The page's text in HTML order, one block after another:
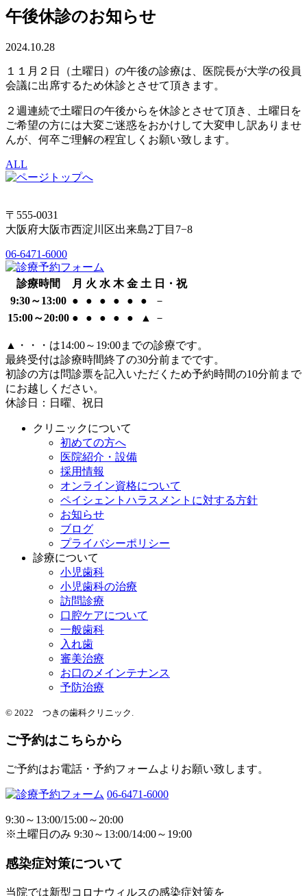
午後休診のお知らせ
2024.10.28
１１月２日（土曜日）の午後の診療は、医院長が大学の役員
会議に出席するため休診とさせて頂きます。
２週連続で土曜日の午後からを休診とさせて頂き、土曜日を
ご希望の方には大変ご迷惑をおかけして大変申し訳ありませ
んが、何卒ご理解の程宜しくお願い致します。
ALL
〒555-0031
大阪府大阪市西淀川区出来島2丁目7−8
06-6471-6000
診療時間 月 火 水 木 金 土 日・祝
9:30～13:00 ● ● ● ● ● ●
－
15:00～20:00 ● ● ● ● ● ▲ －
▲
・・・は14:00～19:00までの診療です。
最終受付は診療時間終了の30分前までです。
初診の方は問診票を記入いただくため予約時間の10分前まで
にお越しください。
休診日：日曜、祝日
クリニックについて
初めての方へ
医院紹介・設備
採用情報
オンライン資格について
ペイシェントハラスメントに対する方針
お知らせ
ブログ
プライバシーポリシー
診療について
小児歯科
小児歯科の治療
訪問診療
口腔ケアについて
一般歯科
入れ歯
審美治療
お口のメインテナンス
予防治療
© 2022 つきの歯科クリニック.
ご予約はこちらから
ご予約はお電話・予約フォームよりお願い致します。
06-6471-6000
9:30～13:00/15:00～20:00
※土曜日のみ 9:30～13:00/14:00～19:00
感染症対策について
当院では新型コロナウィルスの感染症対策を